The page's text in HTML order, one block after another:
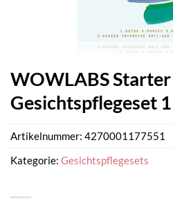
WOWLABS
Gesichtspflegeset
Artikelnummer: 4270001177551
Kategorie: Gesichtspflegesets